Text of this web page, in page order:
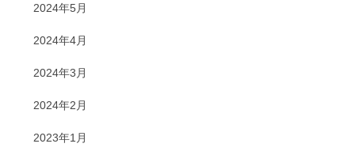
2024年5月
2024年4月
2024年3月
2024年2月
2023年1月